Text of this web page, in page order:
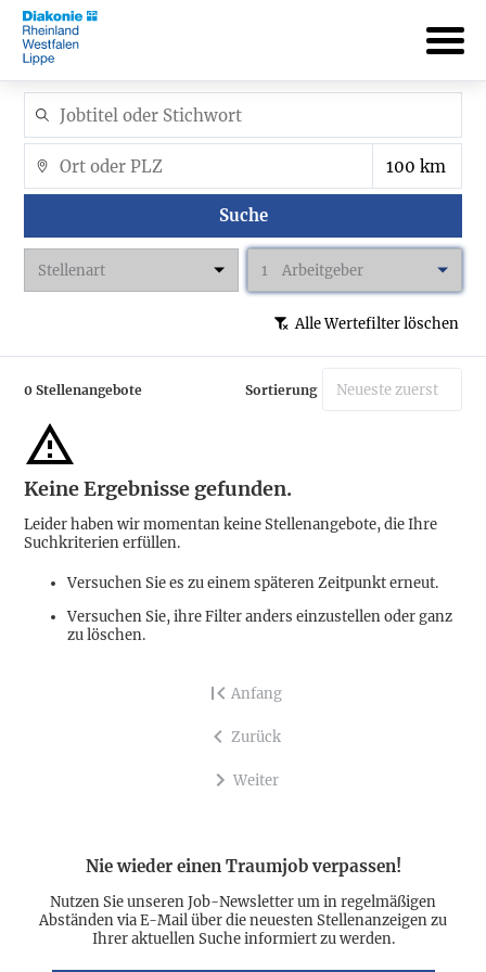
Suche
Stellenart 1 Arbeitgeber
Alle Wertefilter löschen
0 Stellenangebote Sortierung
Keine Ergebnisse gefunden.
Leider haben wir momentan keine Stellenangebote, die Ihre
Suchkriterien erfüllen.
Versuchen Sie es zu einem späteren Zeitpunkt erneut.
Versuchen Sie, ihre Filter anders einzustellen oder ganz
zu löschen.
Anfang
Zurück
Weiter
Nie wieder einen Traumjob verpassen!
Nutzen Sie unseren Job-Newsletter um in regelmäßigen
Abständen via E-Mail über die neuesten Stellenanzeigen zu
Ihrer aktuellen Suche informiert zu werden.